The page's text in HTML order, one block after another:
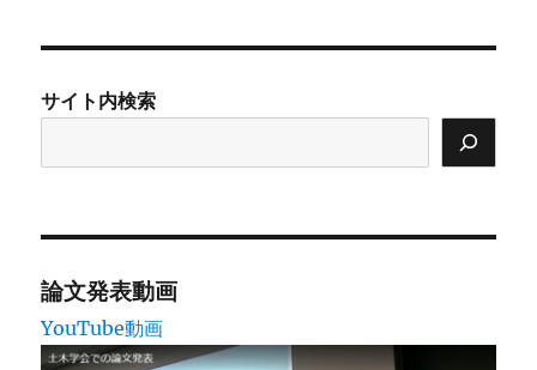
サイト内検索
論文発表動画
YouTube動画